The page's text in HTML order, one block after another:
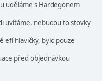
s Hardegonem
nebudou to stovky
hlavičky, bylo pouze
před objednávkou